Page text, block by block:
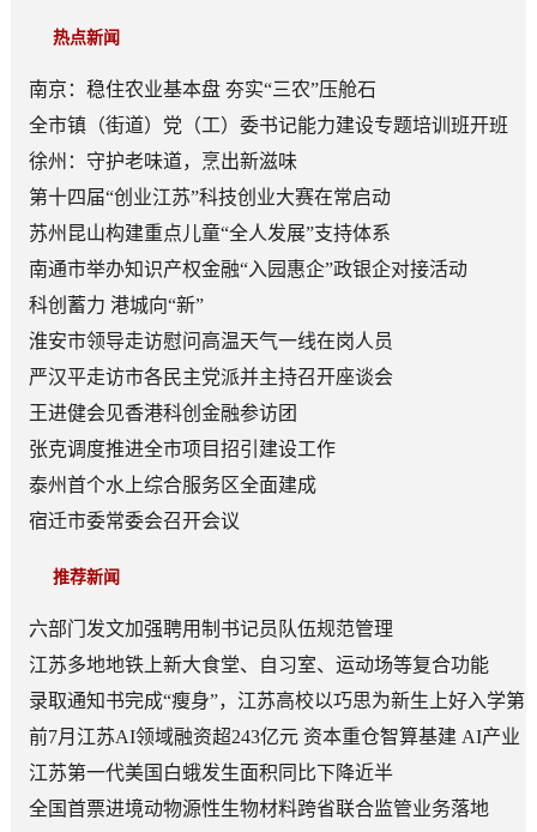
热点新闻
南京：稳住农业基本盘 夯实“三农”压舱石
全市镇（街道）党（工）委书记能力建设专题培训班开班
徐州：守护老味道，烹出新滋味
第十四届“创业江苏”科技创业大赛在常启动
苏州昆山构建重点儿童“全人发展”支持体系
南通市举办知识产权金融“入园惠企”政银企对接活动
科创蓄力 港城向“新”
淮安市领导走访慰问高温天气一线在岗人员
严汉平走访市各民主党派并主持召开座谈会
王进健会见香港科创金融参访团
张克调度推进全市项目招引建设工作
泰州首个水上综合服务区全面建成
宿迁市委常委会召开会议
推荐新闻
六部门发文加强聘用制书记员队伍规范管理
江苏多地地铁上新大食堂、自习室、运动场等复合功能
——从“客流通道”到“生活场景”
录取通知书完成“瘦身”，江苏高校以巧思为新生上好入学第
一课
前7月江苏AI领域融资超243亿元 资本重仓智算基建 AI产业
底盘夯实
江苏第一代美国白蛾发生面积同比下降近半
全国首票进境动物源性生物材料跨省联合监管业务落地